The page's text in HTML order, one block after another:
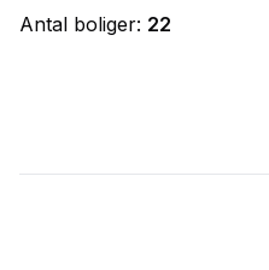
Antal boliger: 22